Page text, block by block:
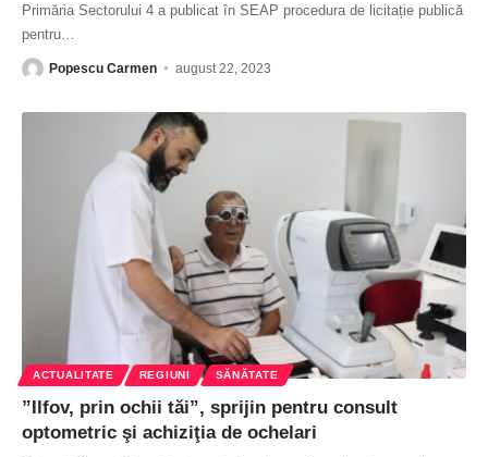
Primăria Sectorului 4 a publicat în SEAP procedura de licitație publică
pentru
Popescu Carmen august 22, 2023
ACTUALITATE REGIUNI SĂNĂTATE
”Ilfov, prin ochii tăi”, sprijin pentru consult
optometric şi achiziţia de ochelari